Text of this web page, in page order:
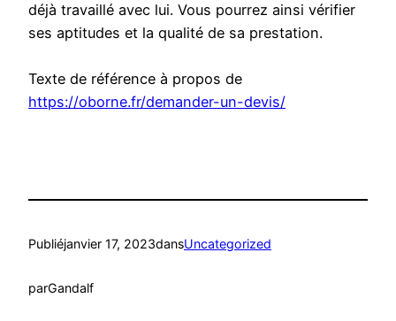
déjà travaillé avec lui. Vous pourrez ainsi vérifier
ses aptitudes et la qualité de sa prestation.
Texte de référence à propos de
https://oborne.fr/demander-un-devis/
Publiéjanvier 17, 2023dansUncategorized
parGandalf